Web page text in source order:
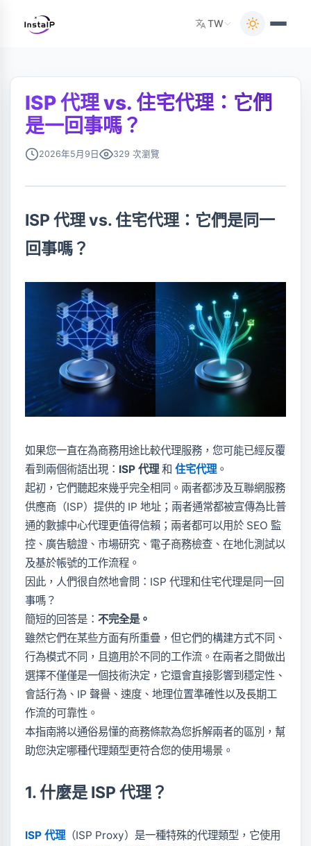
TW
ISP 代理 vs. 住宅代理：它們
是一回事嗎？
2026年5月9日 329 次瀏覽
ISP 代理 vs. 住宅代理：它們是同一
回事嗎？
如果您一直在為商務用途比較代理服務，您可能已經反覆
看到兩個術語出現： ISP 代理 和 住宅代理 。
起初，它們聽起來幾乎完全相同。兩者都涉及互聯網服務
供應商（ISP）提供的 IP 地址；兩者通常都被宣傳為比普
通的數據中心代理更值得信賴；兩者都可以用於 SEO 監
控、廣告驗證、市場研究、電子商務檢查、在地化測試以
及基於帳號的工作流程。
因此，人們很自然地會問：ISP 代理和住宅代理是同一回
事嗎？
簡短的回答是： 不完全是。
雖然它們在某些方面有所重疊，但它們的構建方式不同、
行為模式不同，且適用於不同的工作流。在兩者之間做出
選擇不僅僅是一個技術決定，它還會直接影響到穩定性、
會話行為、IP 聲譽、速度、地理位置準確性以及長期工
作流的可靠性。
本指南將以通俗易懂的商務條款為您拆解兩者的區別，幫
助您決定哪種代理類型更符合您的使用場景。
1. 什麼是 ISP 代理？
ISP 代理 （ISP Proxy）是一種特殊的代理類型，它使用